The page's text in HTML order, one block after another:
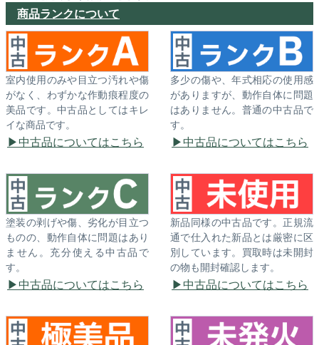
商品ランクについて
室内使用のみや目立つ汚れや傷
がなく、わずかな作動痕程度の
美品です。中古品としてはキレ
イな商品です。
中古品についてはこちら
多少の傷や、年式相応の使用感
がありますが、動作自体に問題
はありません。普通の中古品で
す。
中古品についてはこちら
塗装の剥げや傷、劣化が目立つ
ものの、動作自体に問題はあり
ません。充分使える中古品で
す。
中古品についてはこちら
新品同様の中古品です。正規流
通で仕入れた新品とは厳密に区
別しています。買取時は未開封
の物も開封確認します。
中古品についてはこちら